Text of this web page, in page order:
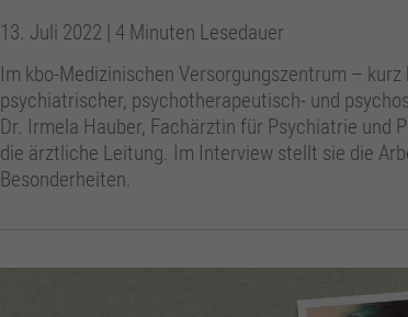
13. Juli 2022 | 4 Minuten Lesedauer
Im kbo-Medizinischen Versorgungszentrum –
psychiatrischer, psychotherapeutisch- und
Dr. Irmela Hauber, Fachärztin für Psychiatrie
die ärztliche Leitung. Im Interview stellt sie die
Besonderheiten.